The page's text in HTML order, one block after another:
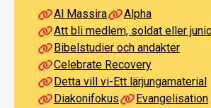
Al Massira
Alpha
Att bli medlem, soldat eller
Bibelstudier och andakter
Celebrate Recovery
Detta vill vi-Ett lärjungamaterial
Diakonifokus
Evangelisation